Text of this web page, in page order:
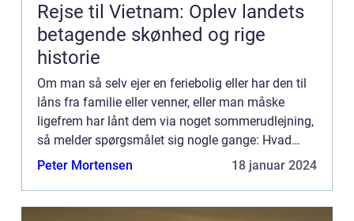
Rejse til Vietnam: Oplev landets
betagende skønhed og rige
historie
Om man så selv ejer en feriebolig eller har den til
låns fra familie eller venner, eller man måske
ligefrem har lånt dem via noget sommerudlejning,
så melder spørgsmålet sig nogle gange: Hvad
skal man nu lav...
Peter Mortensen 18 januar 2024